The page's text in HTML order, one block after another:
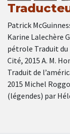
Patrick
Karine Lalechère
pétrole Traduit du
Cité, 2015 A. M.
Traduit de
2015 Michel
(légendes) par